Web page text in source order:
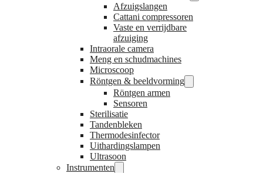
Afzuigslangen
Cattani compressoren
Vaste en verrijdbare
afzuiging
Intraorale camera
Meng en schudmachines
Microscoop
Röntgen & beeldvorming
Röntgen armen
Sensoren
Sterilisatie
Tandenbleken
Thermodesinfector
Uithardingslampen
Ultrasoon
Instrumenten